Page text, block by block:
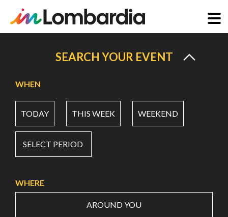
content
SEARCH YOUR EVENT
WHEN
TODAY THIS WEEK WEEKEND
SELECT PERIOD
WHERE
AROUND YOU